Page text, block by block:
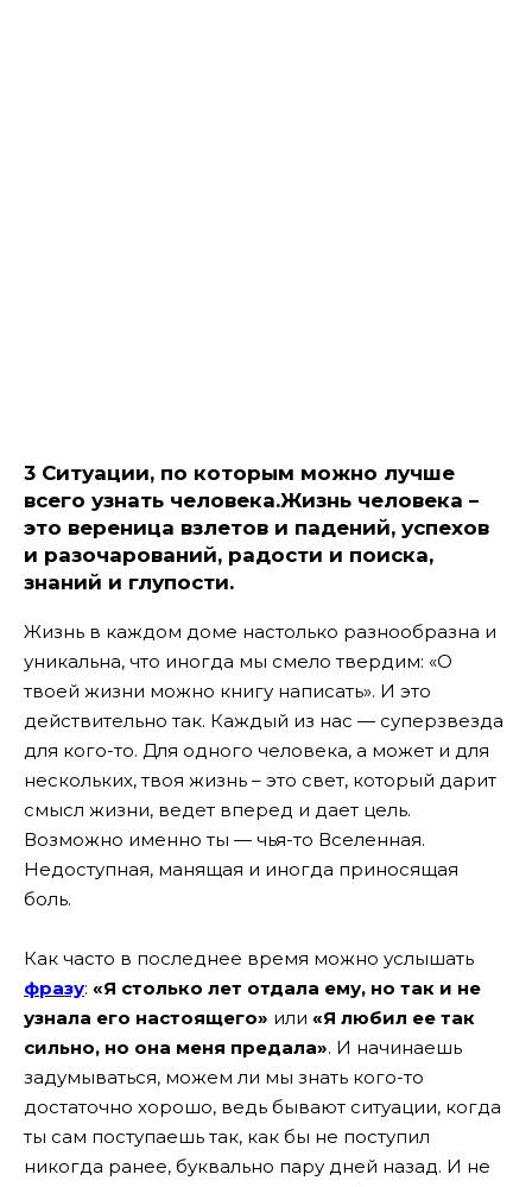
3 Ситуации, по которым можно лучше
всего узнать человека.Жизнь человека –
это вереница взлетов и падений, успехов
и разочарований, радости и поиска,
знаний и глупости.
Жизнь в каждом доме настолько разнообразна и
уникальна, что иногда мы смело твердим: «О
твоей жизни можно книгу написать». И это
действительно так. Каждый из нас — суперзвезда
для кого-то. Для одного человека, а может и для
нескольких, твоя жизнь – это свет, который дарит
смысл жизни, ведет вперед и дает цель.
Возможно именно ты — чья-то Вселенная.
Недоступная, манящая и иногда приносящая
боль.
Как часто в последнее время можно услышать
фразу: «Я столько лет отдала ему, но так и не
узнала его настоящего» или «Я любил ее так
сильно, но она меня предала». И начинаешь
задумываться, можем ли мы знать кого-то
достаточно хорошо, ведь бывают ситуации, когда
ты сам поступаешь так, как бы не поступил
никогда ранее, буквально пару дней назад. И не